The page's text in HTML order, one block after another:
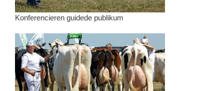
Konferencieren guidede publikum